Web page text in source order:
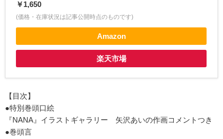
￥1,650
(価格・在庫状況は記事公開時点のものです)
Amazon
楽天市場
【目次】
●特別巻頭口絵
『NANA』イラストギャラリー 矢沢あいの作画コメントつき
●巻頭言